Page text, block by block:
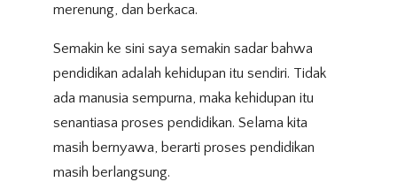
merenung, dan berkaca.
Semakin ke sini saya semakin sadar bahwa
pendidikan adalah kehidupan itu sendiri. Tidak
ada manusia sempurna, maka kehidupan itu
senantiasa proses pendidikan. Selama kita
masih bernyawa, berarti proses pendidikan
masih berlangsung.